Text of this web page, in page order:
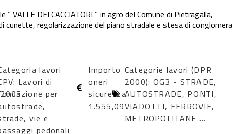
DEI CACCIATORI ” in agro del Comune di Pietragalla,
regolarizzazione del piano stradale e stesa di conglomera
lavori
Lavori di
per
vie e
pedonali
Importo
oneri
sicurezza:
1.555,09
Categorie lavori (DPR
2000): OG3 - STRADE,
AUTOSTRADE, PONTI,
VIADOTTI, FERROVIE,
METROPOLITANE ...